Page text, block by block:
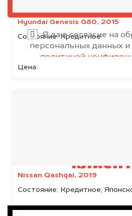
Hyundai Genesis G80, 2015
Состояние:Кредитное
Цена:
Nissan Qashqai, 2019
Состояние: Кредитное,
Я даю согласие на
персональных данных
политикой